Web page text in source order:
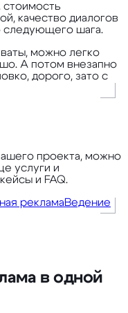
качество диалогов
следующего шага.
можно легко
А потом внезапно
дорого, зато с
проекта, можно
услуги и
и FAQ.
рекламаВедение
в одной